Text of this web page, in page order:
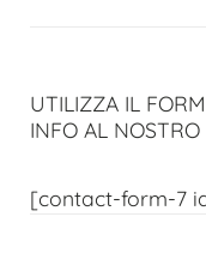
UTILIZZA IL
INFO AL NOSTRO
[contact-form-7